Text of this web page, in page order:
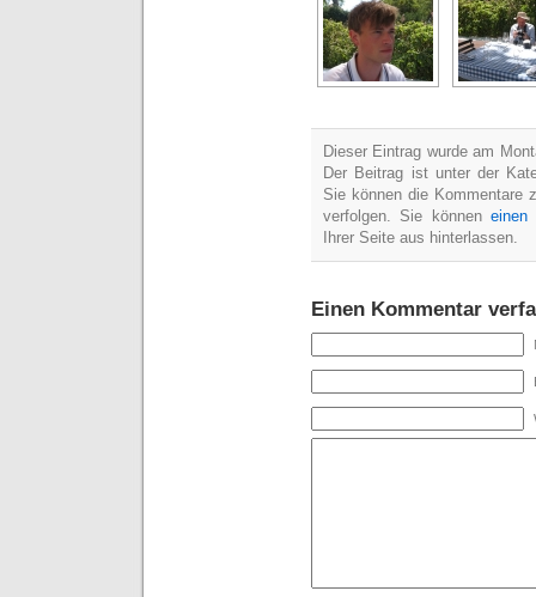
Dieser Eintrag wurde am
Der Beitrag ist unter der
Sie können die Kommentare
verfolgen. Sie könneneinen
Ihrer Seite aus hinterlassen.
Einen Kommentar